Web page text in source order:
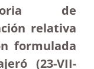
de
relativa
formulada
(23-VII-